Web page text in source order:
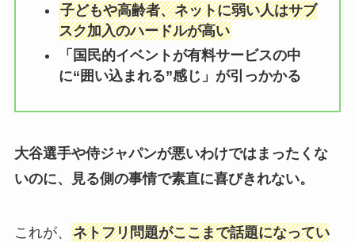
子どもや高齢者、ネットに弱い人はサブ
スク加入のハードルが高い
「国民的イベントが有料サービスの中
に“囲い込まれる”感じ」が引っかかる
大谷選手や侍ジャパンが悪いわけではまったくな
いのに、見る側の事情で素直に喜びきれない。
これが、 ネトフリ問題がここまで話題になってい